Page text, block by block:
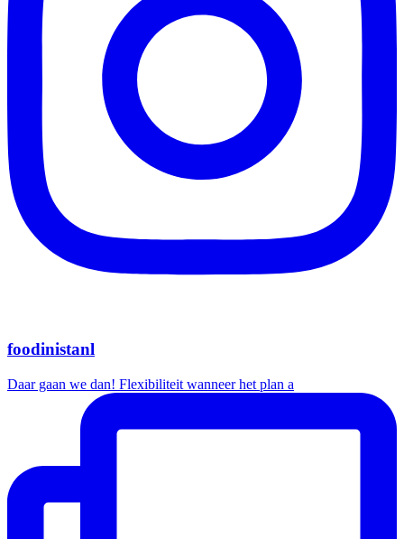
foodinistanl
Daar gaan we dan! Flexibiliteit wanneer het plan a